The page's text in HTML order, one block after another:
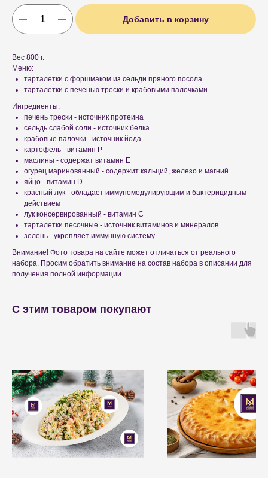
Добавить в корзину
Вес 800 г.
Меню:
тарталетки с форшмаком из сельди пряного посола
тарталетки с печенью трески и крабовыми палочками
Ингредиенты:
печень трески - источник протеина
сельдь слабой соли - источник белка
крабовые палочки - источник йода
картофель - витамин P
маслины - содержат витамин Е
огурец маринованный - содержит кальций, железо и магний
яйцо - витамин D
красный лук - обладает иммуномодулирующим и бактерицидным
действием
лук консервированный - витамин С
тарталетки песочные - источник витаминов и минералов
зелень - укрепляет иммунную систему
Внимание! Фото товара на сайте может отличаться от реального
набора. Просим обратить внимание на состав набора в описании для
получения полной информации.
С этим товаром покупают